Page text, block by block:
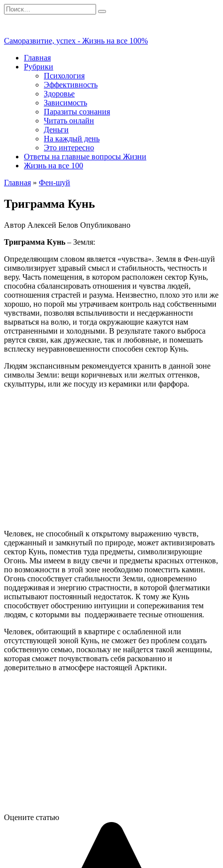
Перейти
к
Search
for:
Саморазвитие, успех - Жизнь на все 100%
Главная
Рубрики
Психология
Эффективность
Здоровье
Зависимость
Паразиты сознания
Читать онлайн
Деньги
На каждый день
Это интересно
Ответы на главные вопросы Жизни
Жизнь на все 100
Главная » Фен-шуй
Триграмма Кунь
Автор Алексей Белов Опубликовано
Триграмма Кунь – Земля:
Определяющим словом является «чувства». Земля в Фен-шуй
символизирует здравый смысл и стабильность, честность и
веру. Часть помещения, в котором расположен сектор Кунь,
способна сбалансировать отношения и чувства людей,
соотношения страстей и разума. Неизвестно, плохо это или же
хорошо, но порой мы утрачиваем контроль над собственными
чувствами, позволяя вспыльчивости и несдержанности
вырваться на волю, и тогда окружающие кажутся нам
отстраненными и холодными. В результате такого выброса
рвутся связи, как дружеские, так и любовные, и помешать
всплеску неуравновешенности способен сектор Кунь.
Людям экспансивным рекомендуется хранить в данной зоне
символы Земли: вещи коричневых или желтых оттенков,
скульптуры, или же посуду из керамики или фарфора.
Человек, не способный к открытому выражению чувств,
сдержанный и замкнутый по природе, может активизировать
сектор Кунь, поместив туда предметы, символизирующие
Огонь. Мы имеем в виду свечи и предметы красных оттенков,
по возможности в этой зоне необходимо поместить камин.
Огонь способствует стабильности Земли, одновременно
поддерживая и энергию страстности, в которой флегматики
испытывают постоянный недостаток. К тому же Кунь
способствует обострению интуиции и сопереживания тем
людям, с которыми вы поддерживаете тесные отношения.
Человек, обитающий в квартире с ослабленной или
отсутствующей зоной Кунь, не сможет без проблем создать
собственную семью, поскольку не найдется такой женщины,
которая сможет почувствовать себя раскованно и
доверительно в атмосфере настоящей Арктики.
Оцените статью